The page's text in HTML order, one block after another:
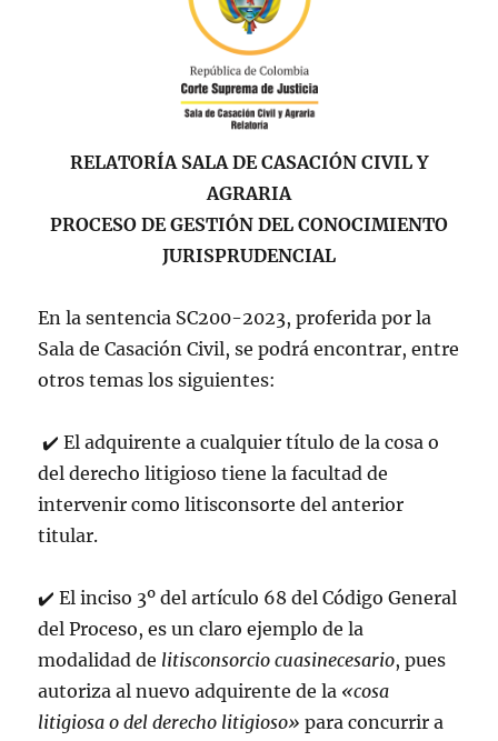
RELATORÍA SALA DE CASACIÓN CIVIL Y
AGRARIA
PROCESO DE GESTIÓN DEL CONOCIMIENTO
JURISPRUDENCIAL
En la sentencia SC200-2023, proferida por la
Sala de Casación Civil, se podrá encontrar, entre
otros temas los siguientes:
✔️El adquirente a cualquier título de la cosa o
del derecho litigioso tiene la facultad de
intervenir como litisconsorte del anterior
titular.
✔️El inciso 3º del artículo 68 del Código General
del Proceso, es un claro ejemplo de la
modalidad de litisconsorcio cuasinecesario, pues
autoriza al nuevo adquirente de la «cosa
litigiosa o del derecho litigioso» para concurrir a